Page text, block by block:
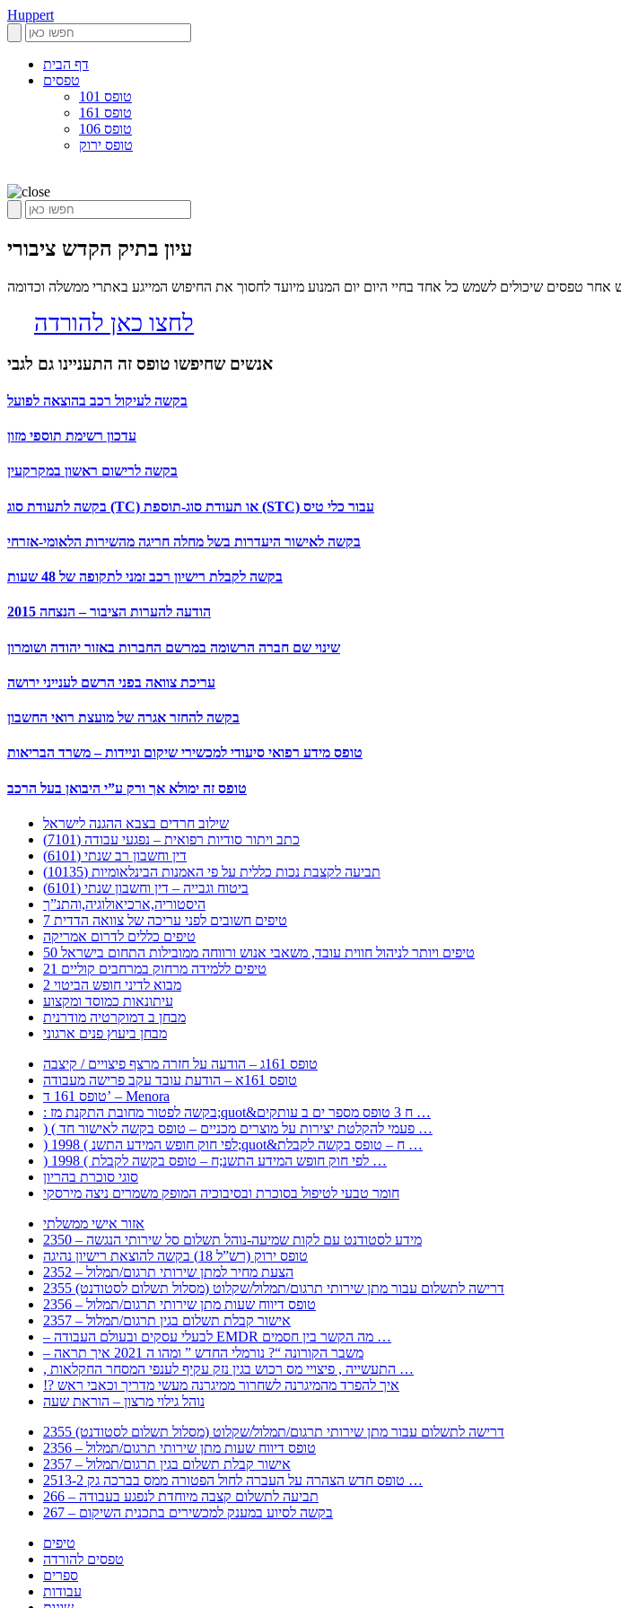
Huppert
דף הבית
טפסים
טופס 101
טופס 161
טופס 106
טופס ירוק
עיון בתיק הקדש ציבורי
טפסים שיכולים לשמש כל אחד בחיי היום יום המנוע מיועד לחסוך את החיפוש המייגע באתרי ממשלה וכדומה
לחצו כאן להורדה
אנשים שחיפשו טופס זה התעניינו גם לגבי
בקשה לעיקול רכב בהוצאה לפועל
עדכון רשימת תוספי מזון
בקשה לרישום ראשון במקרקעין
בקשה לתעודת סוג (TC) או תעודת סוג-תוספת (STC) עבור כלי טיס
בקשה לאישור היעדרות בשל מחלה חריגה מהשירות הלאומי-אזרחי
בקשה לקבלת רישיון רכב זמני לתקופה של 48 שעות
הודעה להערות הציבור – הנצחה 2015
שינוי שם חברה הרשומה במרשם החברות באזור יהודה ושומרון
עריכת צוואה בפני הרשם לענייני ירושה
בקשה להחזר אגרה של מועצת רואי החשבון
טופס מידע רפואי סיעודי למכשירי שיקום וניידות – משרד הבריאות
טופס זה ימולא אך ורק ע”י היבואן בעל הרכב
שילוב חרדים בצבא ההגנה לישראל
כתב ויתור סודיות רפואית – נפגעי עבודה (7101)
דין וחשבון רב שנתי (6101)
תביעה לקצבת נכות כללית על פי האמנות הבינלאומיות (10135)
ביטוח וגבייה – דין וחשבון שנתי (6101)
היסטוריה,ארכיאולוגיה,והתנ”ך
7 טיפים חשובים לפני עריכה של צוואה הדדית
טיפים כללים לדרום אמריקה
50 טיפים ויותר לניהול חווית עובד, משאבי אנוש ורווחה ממובילות התחום בישראל
21 טיפים ללמידה מרחוק במרחבים קוליים
מבוא לדיני חופש הביטוי 2
עיתונאות כמוסד ומקצוע
מבחן ב דמוקרטיה מודרנית
מבחן ביעוץ פנים ארגוני
טופס 161ג – הודעה על חזרה מרצף פיצויים / קיצבה
טופס 161א – הודעת עובד עקב פרישה מעבודה
טופס 161 ד’ – Menora
: בקשה לפטור מחובת התקנת מז;quot&ח 3 טופס מספר ים ב עותקים …
) ( פעמי להקלטת יצירות על מוצרים מכניים – טופס בקשה לאישור חד …
) 1998 ( לפי חוק חופש המידע התשנ;quot&ח – טופס בקשה לקבלת …
) 1998 ( לפי חוק חופש המידע התשנ;ח – טופס בקשה לקבלת …
סוגי סוכרת בהריון
חומר טבעי לטיפול בסוכרת ובסיבוכיה המופק משמרים ניצה מירסקי
אזור אישי ממשלתי
2350 – מידע לסטודנט עם לקות שמיעה-נוהל תשלום סל שירותי הנגשה
טופס ירוק (רש”ל 18) בקשה להוצאת רישיון נהיגה
2352 – הצעת מחיר למתן שירותי תרגום/תמלול
2355 דרישה לתשלום עבור מתן שירותי תרגום/תמלול/שקלוט (מסלול תשלום לסטודנט)
2356 – טופס דיווח שעות מתן שירותי תרגום/תמלול
2357 – אישור קבלת תשלום בגין תרגום/תמלול
– לבעלי עסקים ובעולם העבודה EMDR מה הקשר בין חסמים …
– משבר הקורונה “? נורמלי החדש ” ומהו ה 2021 איך תראה
, התעשייה , פיצויי מס רכוש בגין נזק עקיף לענפי המסחר החקלאות …
!? איך להפרד מהמיגרנה לשחרור ממיגרנה מעשי מדריך וכאבי ראש
נוהל גילוי מרצון – הוראת שעה
2355 דרישה לתשלום עבור מתן שירותי תרגום/תמלול/שקלוט (מסלול תשלום לסטודנט)
2356 – טופס דיווח שעות מתן שירותי תרגום/תמלול
2357 – אישור קבלת תשלום בגין תרגום/תמלול
2513-2 טופס חדש הצהרה על העברה לחול הפטורה ממס בברכה גק …
266 – תביעה לתשלום קצבה מיוחדת לנפגע בעבודה
267 – בקשה לסיוע במענק למכשירים בתכנית השיקום
טיפים
טפסים להורדה
ספרים
עבודות